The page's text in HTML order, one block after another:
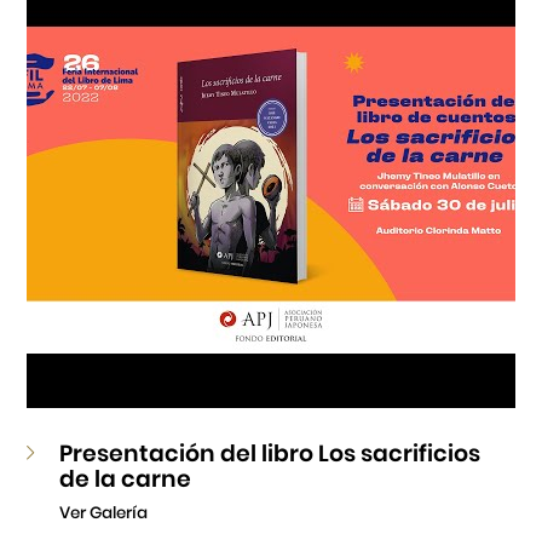
Presentación del libro Los sacrificios
de la carne
Ver Galería